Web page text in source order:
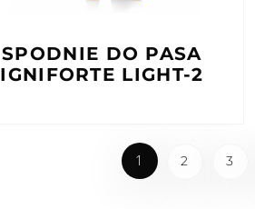
SPODNIE DO PASA
IGNIFORTE LIGHT-2
1 2 3